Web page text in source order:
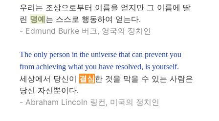
우리는 조상으로부터 이름을 얻지만 그 이름에 딸
린 명예는 스스로 행동하여 얻는다.
- Edmund Burke 버크, 영국의 정치인
The only person in the universe that can prevent you
from achieving what you have resolved, is yourself.
세상에서 당신이 결심한 것을 막을 수 있는 사람은
당신 자신뿐이다.
- Abraham Lincoln 링컨, 미국의 정치인